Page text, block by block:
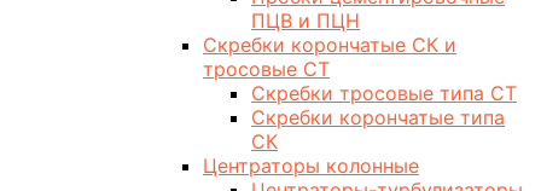
ПЦВ и ПЦН
Скребки корончатые СК и
тросовые СТ
Скребки тросовые типа СТ
Скребки корончатые типа
СК
Центраторы колонные